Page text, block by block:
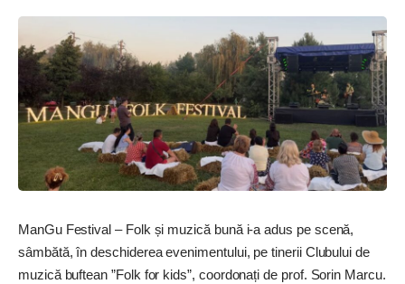
ManGu Festival – Folk și muzică bună i-a adus pe scenă,
sâmbătă, în deschiderea evenimentului, pe tinerii Clubului de
muzică buftean ”Folk for kids”, coordonați de prof. Sorin Marcu.